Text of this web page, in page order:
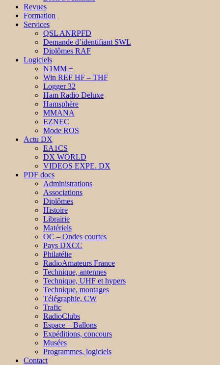
Revues
Formation
Services
QSL ANRPFD
Demande d’identifiant SWL
Diplômes RAF
Logiciels
N1MM +
Win REF HF – THF
Logger 32
Ham Radio Deluxe
Hamsphère
MMANA
EZNEC
Mode ROS
Actu DX
EA1CS
DX WORLD
VIDEOS EXPE. DX
PDF docs
Administrations
Associations
Diplômes
Histoire
Librairie
Matériels
OC – Ondes courtes
Pays DXCC
Philatélie
RadioAmateurs France
Technique, antennes
Technique, UHF et hypers
Technique, montages
Télégraphie, CW
Trafic
RadioClubs
Espace – Ballons
Expéditions, concours
Musées
Programmes, logiciels
Contact